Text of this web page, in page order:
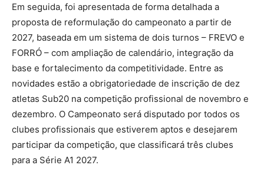
Em seguida, foi apresentada de forma detalhada a
proposta de reformulação do campeonato a partir de
2027, baseada em um sistema de dois turnos – FREVO e
FORRÓ – com ampliação de calendário, integração da
base e fortalecimento da competitividade. Entre as
novidades estão a obrigatoriedade de inscrição de dez
atletas Sub20 na competição profissional de novembro e
dezembro. O Campeonato será disputado por todos os
clubes profissionais que estiverem aptos e desejarem
participar da competição, que classificará três clubes
para a Série A1 2027.